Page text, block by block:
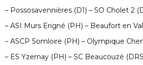
– Possosavennières (D1) – SO Cholet 2
– ASI Murs Erigné (PH) – Beaufort en
– ASCP Somloire (PH) – Olympique
– ES Yzernay (PH) – SC Beaucouzé